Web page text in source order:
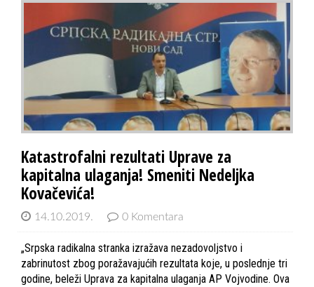
Katastrofalni rezultati Uprave za
kapitalna ulaganja! Smeniti Nedeljka
Kovačevića!
14.10.2019. 0 Komentara
„Srpska radikalna stranka izražava nezadovoljstvo i
zabrinutost zbog poražavajućih rezultata koje, u poslednje tri
godine, beleži Uprava za kapitalna ulaganja AP Vojvodine. Ova